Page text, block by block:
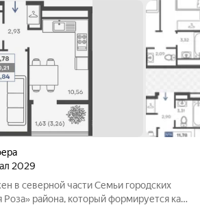
2029
в северной части Семьи городских
как